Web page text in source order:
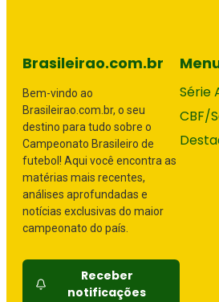
Brasileirao.com.br
Bem-vindo ao
Brasileirao.com.br, o seu
destino para tudo sobre o
Campeonato Brasileiro de
futebol! Aqui você encontra as
matérias mais recentes,
análises aprofundadas e
notícias exclusivas do maior
campeonato do país.
Receber
notificações
Série
CBF/